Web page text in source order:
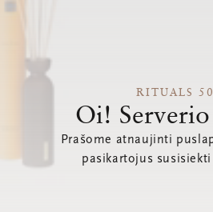
RITUALS
Oi!
Prašome atnaujinti
pasikartojus